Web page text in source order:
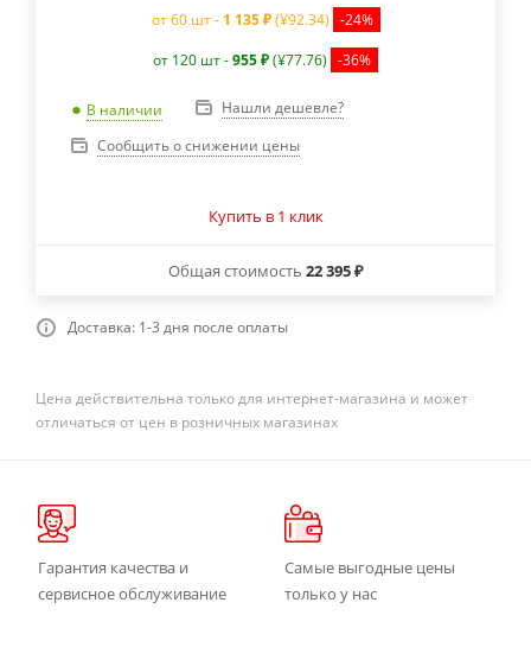
от 60 шт - 1 135 ₽ (¥92.34) -24%
от 120 шт -955 ₽(¥77.76) -36%
В наличии
Нашли дешевле?
Сообщить о снижении цены
Купить в 1 клик
Общая стоимость 22 395 ₽
Доставка: 1-3 дня после оплаты
Цена действительна только для интернет-магазина и может
отличаться от цен в розничных магазинах
Гарантия качества и
сервисное обслуживание
Самые выгодные цены
только у нас